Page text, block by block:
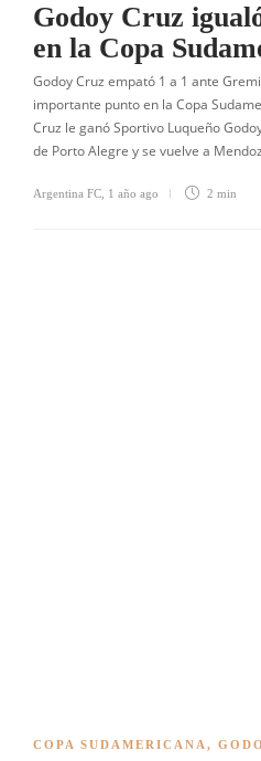
Godoy Cruz
en la Copa
Godoy Cruz empató 1 a 1 ante
importante punto en la Copa
Cruz le ganó Sportivo Luqueño
de Porto Alegre y se vuelve a
Argentina FC 1 año ago 2 min
COPA SUDAMERICANA ,